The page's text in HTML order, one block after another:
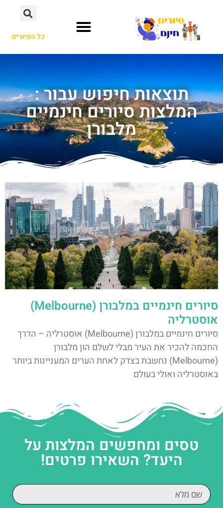
כל הסיורים
תוצאות חיפוש עבור :
המלצות סיורים חינמיים
מלבורן
סיורים חינמיים במלבורן (Melbourne)
אוסטרליה
סיורים חינמיים במלבורן (Melbourne) אוסטרליה – הדרך
החכמה להכיר את העיר מבלי לשלם הון מלבורן
(Melbourne) נחשבת בצדק לאחת הערים המעניינות ביותר
באוסטרליה ואולי בעולם
טסים ומחפשים המלצות על
היעד? השאירו פרטים!